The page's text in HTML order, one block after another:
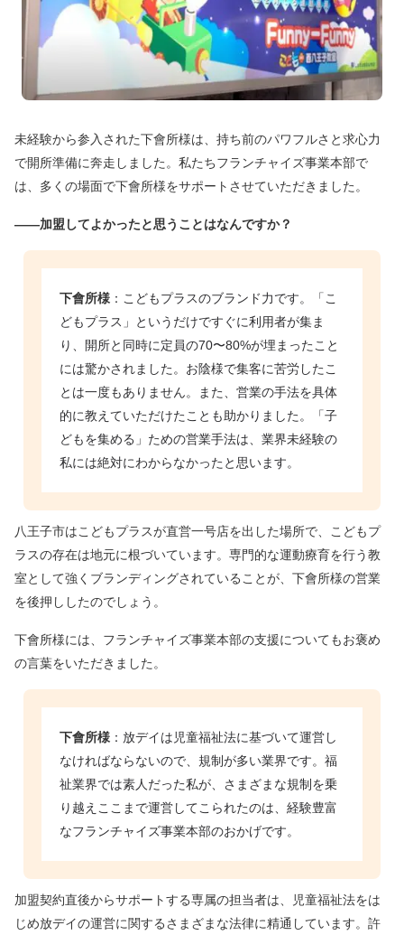
未経験から参入された下會所様は、持ち前のパワフルさと求心力
で開所準備に奔走しました。私たちフランチャイズ事業本部で
は、多くの場面で下會所様をサポートさせていただきました。
――加盟してよかったと思うことはなんですか？
下會所様 ：こどもプラスのブランド力です。「こ
どもプラス」というだけですぐに利用者が集ま
り、開所と同時に定員の70〜80%が埋まったこと
には驚かされました。お陰様で集客に苦労したこ
とは一度もありません。また、営業の手法を具体
的に教えていただけたことも助かりました。「子
どもを集める」ための営業手法は、業界未経験の
私には絶対にわからなかったと思います。
八王子市はこどもプラスが直営一号店を出した場所で、こどもプ
ラスの存在は地元に根づいています。専門的な運動療育を行う教
室として強くブランディングされていることが、下會所様の営業
を後押ししたのでしょう。
下會所様には、フランチャイズ事業本部の支援についてもお褒め
の言葉をいただきました。
下會所様 ：放デイは児童福祉法に基づいて運営し
なければならないので、規制が多い業界です。福
祉業界では素人だった私が、さまざまな規制を乗
り越えここまで運営してこられたのは、経験豊富
なフランチャイズ事業本部のおかげです。
加盟契約直後からサポートする専属の担当者は、児童福祉法をは
じめ放デイの運営に関するさまざまな法律に精通しています。許